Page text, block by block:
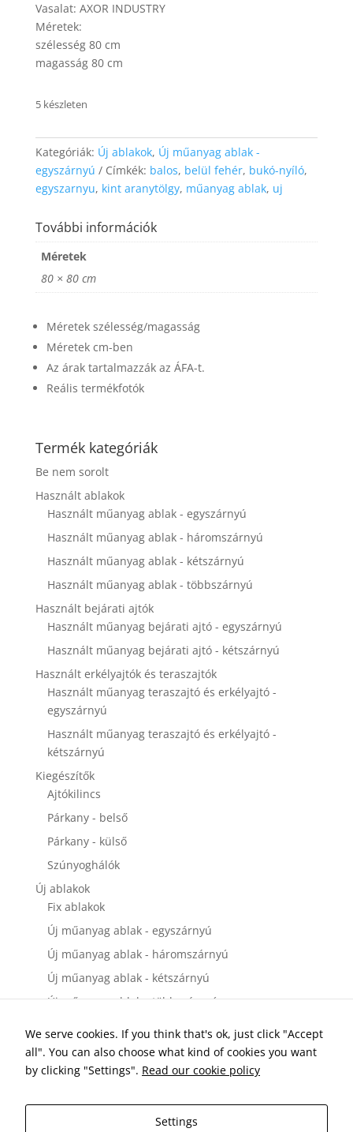
Vasalat: AXOR INDUSTRY
Méretek:
szélesség 80 cm
magasság 80 cm
5 készleten
Kategóriák: Új ablakok, Új műanyag ablak -
egyszárnyú
Címkék: balos, belül fehér, bukó-nyíló,
egyszarnyu, kint aranytölgy, műanyag ablak, uj
További információk
Méretek
80 × 80 cm
Méretek szélesség/magasság
Méretek cm-ben
Az árak tartalmazzák az ÁFA-t.
Reális termékfotók
Termék kategóriák
Be nem sorolt
Használt ablakok
Használt műanyag ablak - egyszárnyú
Használt műanyag ablak - háromszárnyú
Használt műanyag ablak - kétszárnyú
Használt műanyag ablak - többszárnyú
Használt bejárati ajtók
Használt műanyag bejárati ajtó - egyszárnyú
Használt műanyag bejárati ajtó - kétszárnyú
Használt erkélyajtók és teraszajtók
Használt műanyag teraszajtó és erkélyajtó -
egyszárnyú
Használt műanyag teraszajtó és erkélyajtó -
kétszárnyú
Kiegészítők
Ajtókilincs
Párkany - belső
Párkany - külső
Szúnyoghálók
Új ablakok
Fix ablakok
Új műanyag ablak - egyszárnyú
Új műanyag ablak - háromszárnyú
Új műanyag ablak - kétszárnyú
Új műanyag ablak - többszárnyú
Új műanyag bejárati ajtó - egyszárnyú
Új műanyag bejárati ajtó - kétszárnyú
Új műanyag teraszajtó és erkélyajtó - egyszárnyú
We serve cookies. If you think that's ok, just click "Accept
all". You can also choose what kind of cookies you want
by clicking "Settings". Read our cookie policy
Settings
based on
how the
website is
used.
as well as
cookies,
Marketing
your
interests and
you visit our
increase the
chance of
seeing
content and
offers.